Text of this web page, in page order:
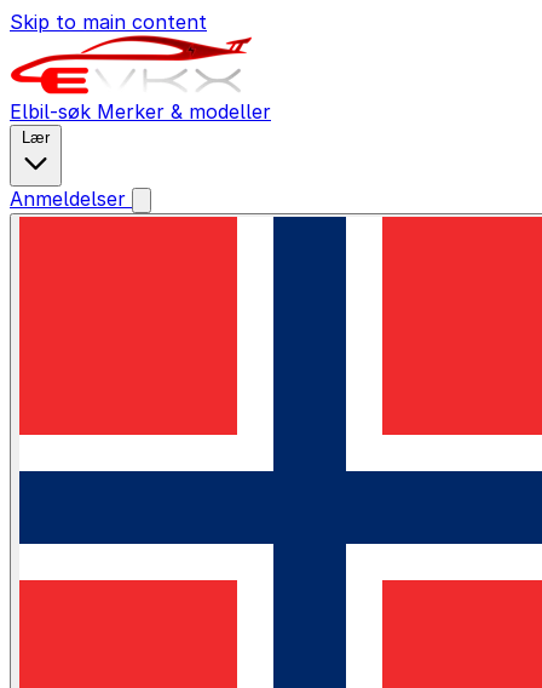
Skip to main content
Elbil-søk Merker & modeller
Lær
Anmeldelser